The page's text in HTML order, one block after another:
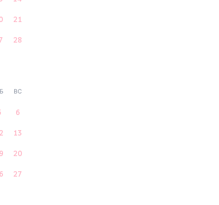
21
28
ВС
6
13
20
27